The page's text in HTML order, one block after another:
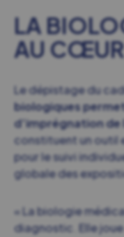
LA
AU CŒUR
Le dépistage du
biologiques
d’imprégnation de
constituent un outil
pour le suivi
globale des
« La biologie
diagnostic. Elle